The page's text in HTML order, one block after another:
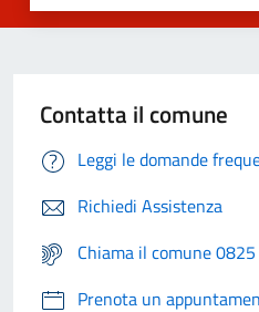
Contatta il comune
Leggi le domande
Richiedi Assistenza
Chiama il comune
Prenota un